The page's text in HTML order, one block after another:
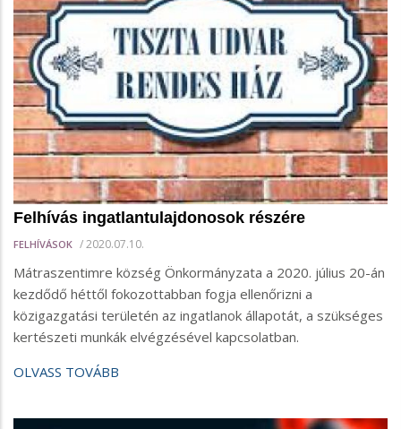
Felhívás ingatlantulajdonosok részére
FELHÍVÁSOK /2020.07.10.
Mátraszentimre község Önkormányzata a 2020. július 20-án
kezdődő héttől fokozottabban fogja ellenőrizni a
közigazgatási területén az ingatlanok állapotát, a szükséges
kertészeti munkák elvégzésével kapcsolatban.
OLVASS TOVÁBB